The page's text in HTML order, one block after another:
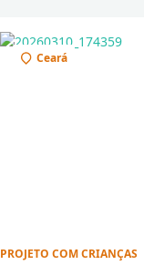
Ceará
PROJETO COM CRIANÇAS